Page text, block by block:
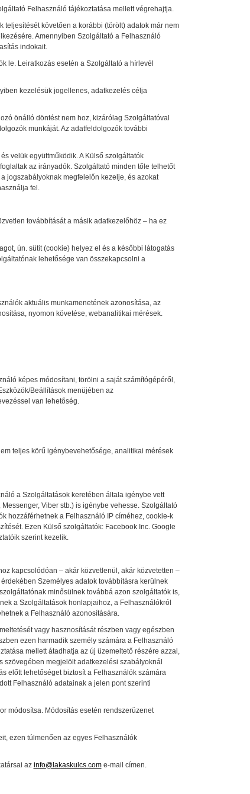
Felhasználó tájékoztatása mellett végrehajtja.
követően a korábbi (törölt) adatok már nem
Amennyiben Szolgáltató a Felhasználó
indokait.
le. Leiratkozás esetén a Szolgáltató a hírlevél
kezelésük jogellenes, adatkezelés célja
önálló döntést nem hoz, kizárólag Szolgáltatóval
munkáját. Az adatfeldolgozók további
velük együttműködik. A Külső szolgáltatók
az irányadók. Szolgáltató minden tőle telhetőt
jogszabályoknak megfelelőn kezelje, és azokat
fel.
továbbítását a másik adatkezelőhöz – ha ez
ún. sütit (cookie) helyez el és a későbbi látogatás
lehetősége van összekapcsolni a
aktuális munkamenetének azonosítása, az
nyomon követése, webanalitikai mérések.
képes módosítani, törölni a saját számítógépéről,
Beállítások menüjében az
van lehetőség.
teljes körű igénybevehetősége, analitikai mérések
a Szolgáltatások keretében általa igénybe vett
Viber stb.) is igénybe vehesse. Szolgáltató
hozzáférhetnek a Felhasználó IP címéhez, cookie-k
Ezen Külső szolgáltatók: Facebook Inc. Google
szerint kezelik.
kapcsolódóan – akár közvetlenül, akár közvetetten –
Személyes adatok továbbításra kerülnek
minősülnek továbbá azon szolgáltatók is,
a Szolgáltatások honlapjaihoz, a Felhasználókról
a Felhasználó azonosítására.
vagy hasznosítását részben vagy egészben
ezen harmadik személy számára a Felhasználó
mellett átadhatja az új üzemeltető részére azzal,
szövegében megjelölt adatkezelési szabályoknál
előtt lehetőséget biztosít a Felhasználók számára
Felhasználó adatainak a jelen pont szerinti
módosítsa. Módosítás esetén rendszerüzenet
ezen túlmenően az egyes Felhasználók
az info@lakaskulcs.come-mail címen.